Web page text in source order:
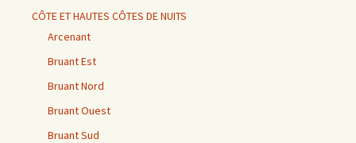
CÔTE ET HAUTES CÔTES DE NUITS
Arcenant
Bruant Est
Bruant Nord
Bruant Ouest
Bruant Sud